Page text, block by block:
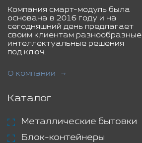
Компания смарт-модуль была
основана в 2016 году и на
сегодняшний день предлагает
своим клиентам разнообразные
интеллектуальные решения
под ключ.
О компании
Каталог
Металлические бытовки
Блок-контейнеры